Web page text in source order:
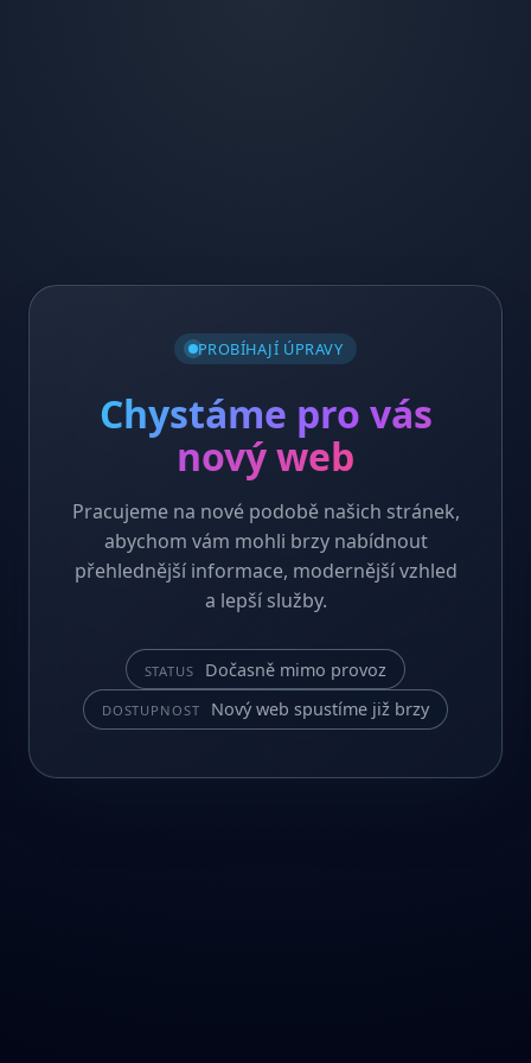
PROBÍHAJÍ ÚPRAVY
Chystáme pro vás
nový web
Pracujeme na nové podobě našich stránek,
abychom vám mohli brzy nabídnout
přehlednější informace, modernější vzhled
a lepší služby.
STATUS Dočasně mimo provoz
DOSTUPNOST Nový web spustíme již brzy